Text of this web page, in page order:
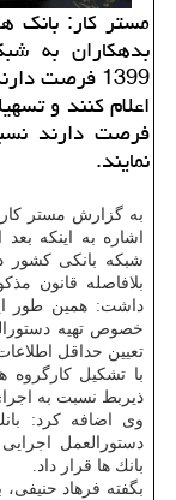
مستر كار: بانك
بدهكاران به
1399 فرصت
فرصت دارند
نمایند.
به گزارش مستر كار
اشاره به اینكه
شبكه بانكی
بلافاصله قانون
داشت: همین طور
خصوص تهیه
تعیین حداقل
با تشكیل
ذیربط نسبت به
وی اضافه كرد:
دستورالعمل
بانك ها قرار داد.
بگفته فرهاد حنیفی،